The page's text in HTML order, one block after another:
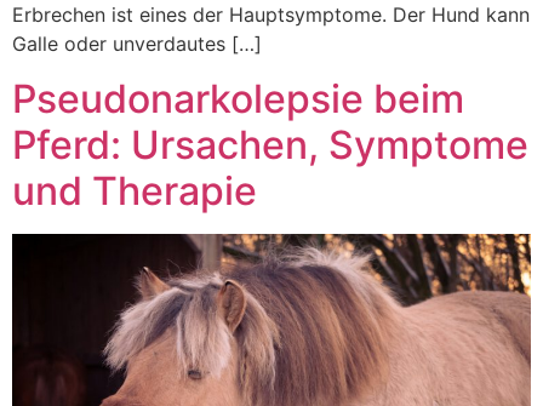
Erbrechen ist eines der Hauptsymptome. Der Hund kann
Galle oder unverdautes […]
Pseudonarkolepsie beim
Pferd: Ursachen, Symptome
und Therapie